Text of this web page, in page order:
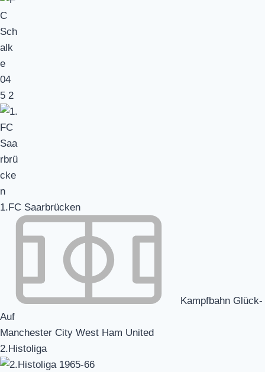
5 2
1.FC Saarbrücken
Kampfbahn Glück-
Auf
Manchester City West Ham United
2.Histoliga